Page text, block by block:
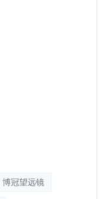
博冠望远镜